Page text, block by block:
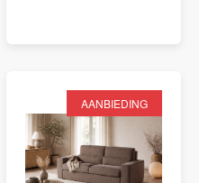
AANBIEDING